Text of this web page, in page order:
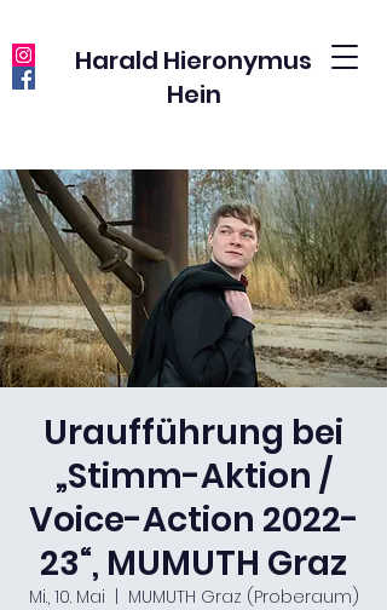
Harald Hieronymus
Hein
Uraufführung bei
„Stimm-Aktion /
Voice-Action 2022-
23“, MUMUTH Graz
Mi., 10. Mai
MUMUTH Graz (Proberaum)